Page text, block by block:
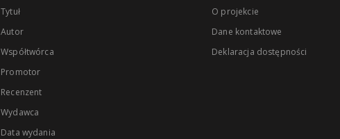
Tytuł
Autor
Współtwórca
Promotor
Recenzent
Wydawca
Data wydania
O projekcie
Dane kontaktowe
Deklaracja dostępności